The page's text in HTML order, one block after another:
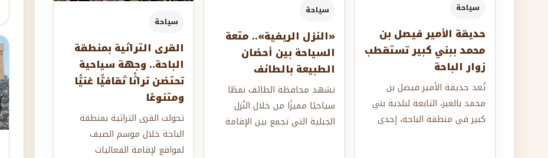
سياحة
حديقة الأمير فيصل بن
محمد ببني كبير تستقطب
زوار الباحة
تُعد حديقة الأمير فيصل بن
محمد بالغبر، التابعة لبلدية بني
كبير في منطقة الباحة، إحدى
سياحة
«النزل الريفية».. متعة
السياحة بين أحضان
الطبيعة بالطائف
تشهد محافظة الطائف نمطًا
سياحيًا مميزًا من خلال النُزل
الجبلية التي تجمع بين الإقامة
سياحة
القرى التراثية بمنطقة
الباحة.. وجهة سياحية
تحتضن تراثًا ثقافيًّا غنيًّا
ومتنوعًا
تحولت القرى التراثية بمنطقة
الباحة خلال موسم الصيف
لمواقع لإقامة الفعاليات